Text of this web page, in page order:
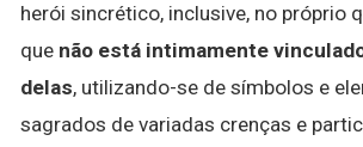
herói sincrético, inclusive, no próprio
que não está intimamente
delas, utilizando-se de símbolos e
sagrados de variadas crenças e